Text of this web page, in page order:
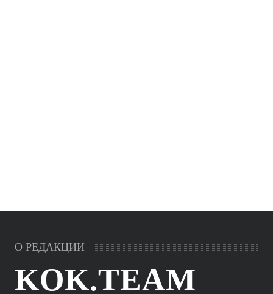
О РЕДАКЦИИ
KOK.TEAM